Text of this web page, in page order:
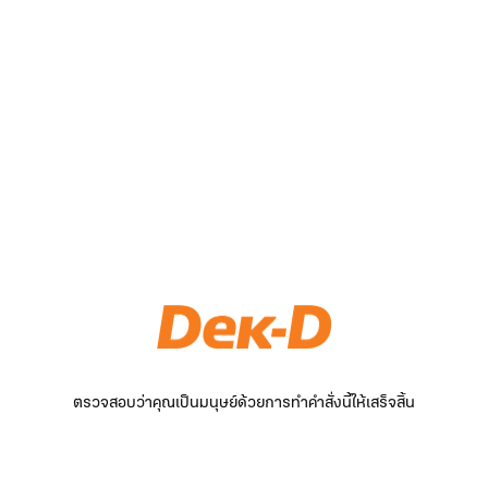
ตรวจสอบว่าคุณเป็นมนุษย์ด้วยการทำคำสั่งนี้ให้เสร็จสิ้น